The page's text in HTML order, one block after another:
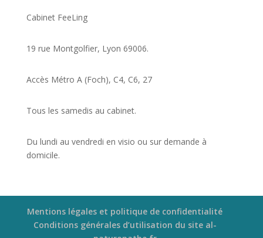
Cabinet FeeLing
19 rue Montgolfier, Lyon 69006.
Accès Métro A (Foch), C4, C6, 27
Tous les samedis au cabinet.
Du lundi au vendredi en visio ou sur demande à
domicile.
Mentions légales et politique de confidentialité
Conditions générales d’utilisation du site al-